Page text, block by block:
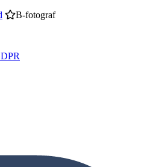
B-fotograf